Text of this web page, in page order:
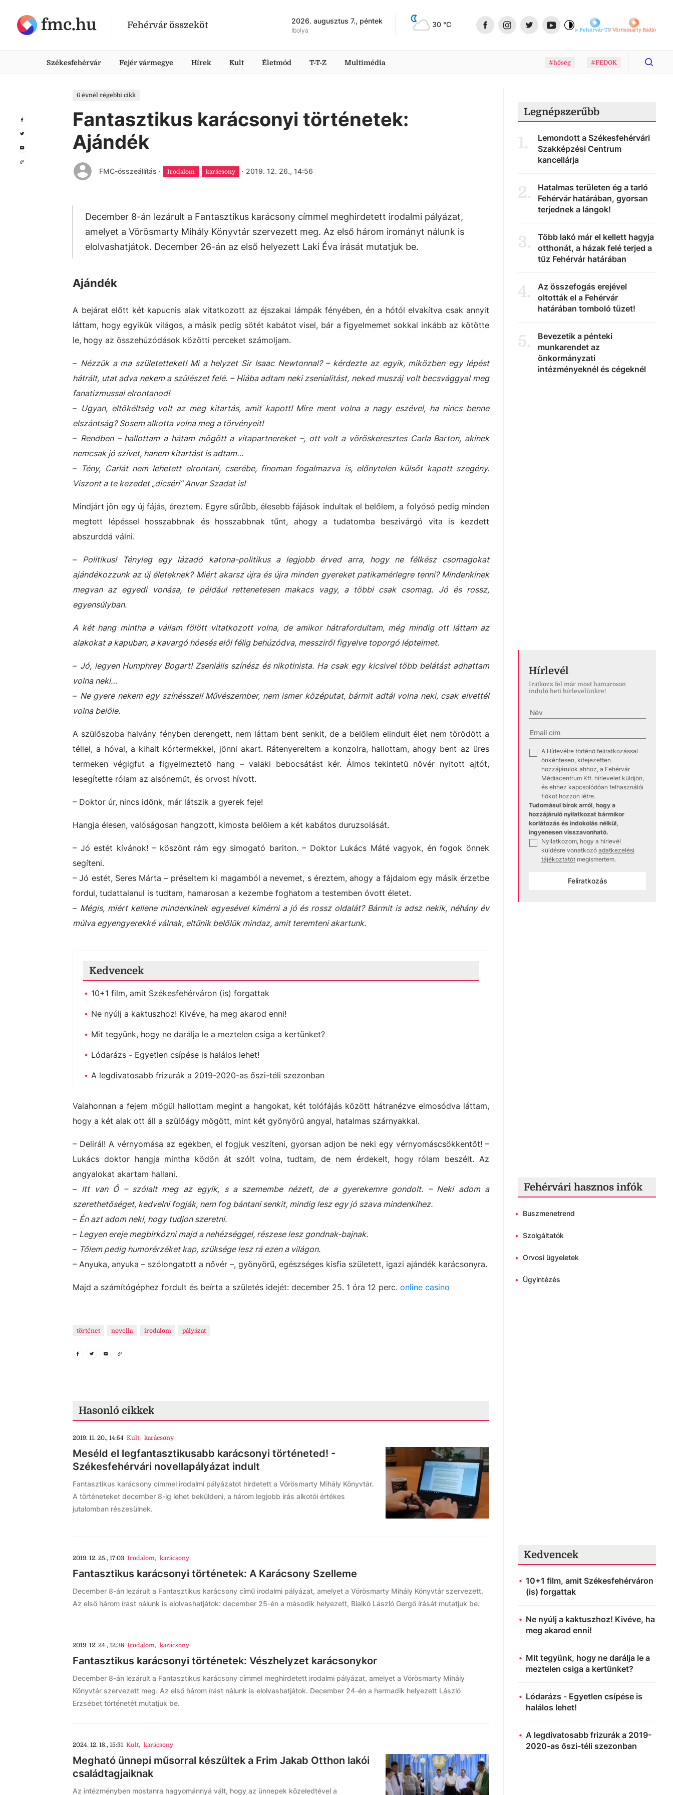
fmc.hu Fehérvár összeköt 2026. augusztus 7., péntek
Ibolya
30 °C
Fehérvár-TVVörösmarty Rádió
Székesfehérvár Fejér vármegye Hírek Kult Életmód T-T-Z Multimédia #hőség #FEDOK
6 évnél régebbi cikk
Fantasztikus karácsonyi történetek:
Ajándék
FMC-összeállítás · Irodalom karácsony · 2019. 12. 26., 14:56
December 8-án lezárult a Fantasztikus karácsony címmel meghirdetett irodalmi pályázat,
amelyet a Vörösmarty Mihály Könyvtár szervezett meg. Az első három irományt nálunk is
elolvashatjátok. December 26-án az első helyezett Laki Éva írását mutatjuk be.
Ajándék
A bejárat előtt két kapucnis alak vitatkozott az éjszakai lámpák fényében, én a hótól elvakítva csak annyit
láttam, hogy egyikük világos, a másik pedig sötét kabátot visel, bár a figyelmemet sokkal inkább az kötötte
le, hogy az összehúzódások közötti perceket számoljam.
– Nézzük a ma születetteket! Mi a helyzet Sir Isaac Newtonnal? – kérdezte az egyik, miközben egy lépést
hátrált, utat adva nekem a szülészet felé. – Hiába adtam neki zsenialitást, neked muszáj volt becsvággyal meg
fanatizmussal elrontanod!
– Ugyan, eltökéltség volt az meg kitartás, amit kapott! Mire ment volna a nagy eszével, ha nincs benne
elszántság? Sosem alkotta volna meg a törvényeit!
– Rendben – hallottam a hátam mögött a vitapartnereket –, ott volt a vöröskeresztes Carla Barton, akinek
nemcsak jó szívet, hanem kitartást is adtam…
– Tény, Carlát nem lehetett elrontani, cserébe, finoman fogalmazva is, előnytelen külsőt kapott szegény.
Viszont a te kezedet „dicséri” Anvar Szadat is!
Mindjárt jön egy új fájás, éreztem. Egyre sűrűbb, élesebb fájások indultak el belőlem, a folyósó pedig minden
megtett lépéssel hosszabbnak és hosszabbnak tűnt, ahogy a tudatomba beszivárgó vita is kezdett
abszurddá válni.
– Politikus! Tényleg egy lázadó katona-politikus a legjobb érved arra, hogy ne félkész csomagokat
ajándékozzunk az új életeknek? Miért akarsz újra és újra minden gyereket patikamérlegre tenni? Mindenkinek
megvan az egyedi vonása, te például rettenetesen makacs vagy, a többi csak csomag. Jó és rossz,
egyensúlyban.
A két hang mintha a vállam fölött vitatkozott volna, de amikor hátrafordultam, még mindig ott láttam az
alakokat a kapuban, a kavargó hóesés elől félig behúzódva, messziről figyelve toporgó lépteimet.
– Jó, legyen Humphrey Bogart! Zseniális színész és nikotinista. Ha csak egy kicsivel több belátást adhattam
volna neki…
– Ne gyere nekem egy színésszel! Művészember, nem ismer középutat, bármit adtál volna neki, csak elvettél
volna belőle.
A szülőszoba halvány fényben derengett, nem láttam bent senkit, de a belőlem elindult élet nem törődött a
téllel, a hóval, a kihalt kórtermekkel, jönni akart. Rátenyereltem a konzolra, hallottam, ahogy bent az üres
termeken végigfut a figyelmeztető hang – valaki bebocsátást kér. Álmos tekintetű nővér nyitott ajtót,
lesegítette rólam az alsóneműt, és orvost hívott.
– Doktor úr, nincs időnk, már látszik a gyerek feje!
Hangja élesen, valóságosan hangzott, kimosta belőlem a két kabátos duruzsolását.
– Jó estét kívánok! – köszönt rám egy simogató bariton. – Doktor Lukács Máté vagyok, én fogok önnek
segíteni.
– Jó estét, Seres Márta – préseltem ki magamból a nevemet, s éreztem, ahogy a fájdalom egy másik érzetbe
fordul, tudattalanul is tudtam, hamarosan a kezembe foghatom a testemben óvott életet.
– Mégis, miért kellene mindenkinek egyesével kimérni a jó és rossz oldalát? Bármit is adsz nekik, néhány év
múlva egyengyerekké válnak, eltűnik belőlük mindaz, amit teremteni akartunk.
Kedvencek
10+1 film, amit Székesfehérváron (is) forgattak
Ne nyúlj a kaktuszhoz! Kivéve, ha meg akarod enni!
Mit tegyünk, hogy ne darálja le a meztelen csiga a kertünket?
Lódarázs - Egyetlen csípése is halálos lehet!
A legdivatosabb frizurák a 2019-2020-as őszi-téli szezonban
Valahonnan a fejem mögül hallottam megint a hangokat, két tolófájás között hátranézve elmosódva láttam,
hogy a két alak ott áll a szülőágy mögött, mint két gyönyörű angyal, hatalmas szárnyakkal.
– Delirál! A vérnyomása az egekben, el fogjuk veszíteni, gyorsan adjon be neki egy vérnyomáscsökkentőt! –
Lukács doktor hangja mintha ködön át szólt volna, tudtam, de nem érdekelt, hogy rólam beszélt. Az
angyalokat akartam hallani.
– Itt van Ő – szólalt meg az egyik, s a szemembe nézett, de a gyerekemre gondolt. – Neki adom a
szerethetőséget, kedvelni fogják, nem fog bántani senkit, mindig lesz egy jó szava mindenkihez.
– Én azt adom neki, hogy tudjon szeretni.
– Legyen ereje megbirkózni majd a nehézséggel, részese lesz gondnak-bajnak.
– Tőlem pedig humorérzéket kap, szüksége lesz rá ezen a világon.
– Anyuka, anyuka – szólongatott a nővér –, gyönyörű, egészséges kisfia született, igazi ajándék karácsonyra.
Majd a számítógéphez fordult és beírta a születés idejét: december 25. 1 óra 12 perc. online casino
történet novella irodalom pályázat
Hasonló cikkek
2019. 11. 20., 14:54 Kult, karácsony
Meséld el legfantasztikusabb karácsonyi történeted! -
Székesfehérvári novellapályázat indult
Fantasztikus karácsony címmel irodalmi pályázatot hirdetett a Vörösmarty Mihály Könyvtár.
A történeteket december 8-ig lehet beküldeni, a három legjobb írás alkotói értékes
jutalomban részesülnek.
2019. 12. 25., 17:03 Irodalom, karácsony
Fantasztikus karácsonyi történetek: A Karácsony Szelleme
December 8-án lezárult a Fantasztikus karácsony című irodalmi pályázat, amelyet a Vörösmarty Mihály Könyvtár szervezett.
Az első három írást nálunk is elolvashatjátok: december 25-én a második helyezett, Bialkó László Gergő írását mutatjuk be.
2019. 12. 24., 12:38 Irodalom, karácsony
Fantasztikus karácsonyi történetek: Vészhelyzet karácsonykor
December 8-án lezárult a Fantasztikus karácsony címmel meghirdetett irodalmi pályázat, amelyet a Vörösmarty Mihály
Könyvtár szervezett meg. Az első három írást nálunk is elolvashatjátok. December 24-én a harmadik helyezett László
Erzsébet történetét mutatjuk be.
2024. 12. 18., 15:31 Kult, karácsony
Megható ünnepi műsorral készültek a Frim Jakab Otthon lakói
családtagjaiknak
Az intézményben mostanra hagyománnyá vált, hogy az ünnepek közeledtével a
Legnépszerűbb
1.
Lemondott a Székesfehérvári
Szakképzési Centrum
kancellárja
2.
Hatalmas területen ég a tarló
Fehérvár határában, gyorsan
terjednek a lángok!
3.
Több lakó már el kellett hagyja
otthonát, a házak felé terjed a
tűz Fehérvár határában
4.
Az összefogás erejével
oltották el a Fehérvár
határában tomboló tüzet!
5.
Bevezetik a pénteki
munkarendet az
önkormányzati
intézményeknél és cégeknél
Hírlevél
Iratkozz fel már most hamarosan
induló heti hírlevelünkre!
A Hírlevélre történő feliratkozással
önkéntesen, kifejezetten
hozzájárulok ahhoz, a Fehérvár
Médiacentrum Kft. hírlevelet küldjön,
és ehhez kapcsolódóan felhasználói
fiókot hozzon létre.
Tudomásul bírok arról, hogy a
hozzájáruló nyilatkozat bármikor
korlátozás és indokolás nélkül,
ingyenesen visszavonható.
Nyilatkozom, hogy a hírlevél
küldésre vonatkozó adatkezelési
tájékoztatót megismertem.
Feliratkozás
Fehérvári hasznos infók
• Buszmenetrend
• Szolgáltatók
• Orvosi ügyeletek
• Ügyintézés
Kedvencek
10+1 film, amit Székesfehérváron
(is) forgattak
Ne nyúlj a kaktuszhoz! Kivéve, ha
meg akarod enni!
Mit tegyünk, hogy ne darálja le a
meztelen csiga a kertünket?
Lódarázs - Egyetlen csípése is
halálos lehet!
A legdivatosabb frizurák a 2019-
2020-as őszi-téli szezonban